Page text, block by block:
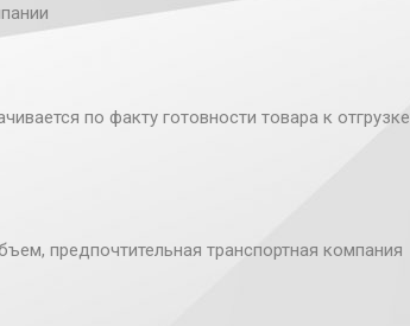
по факту готовности товара к отгрузке
предпочтительная транспортная компания